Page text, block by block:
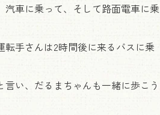
車に乗って、そして路面電車に乗
手さんは2時間後に来るバスに乗
い、だるまちゃんも一緒に歩こう